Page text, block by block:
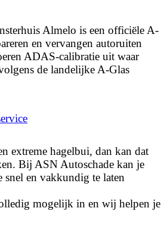
Almelo is een officiële A-
en vervangen autoruiten
ADAS-calibratie uit waar
de landelijke A-Glas
extreme hagelbui, dan kan dat
Bij ASN Autoschade kan je
snel en vakkundig te laten
mogelijk in en wij helpen je